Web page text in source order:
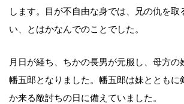
します。目が不自由な身では、兄の仇を取
い、とはかなんでのことでした。
月日が経ち、ちかの長男が元服し、母方の
幡五郎となりました。幡五郎は妹とともに
か来る敵討ちの日に備えていました。